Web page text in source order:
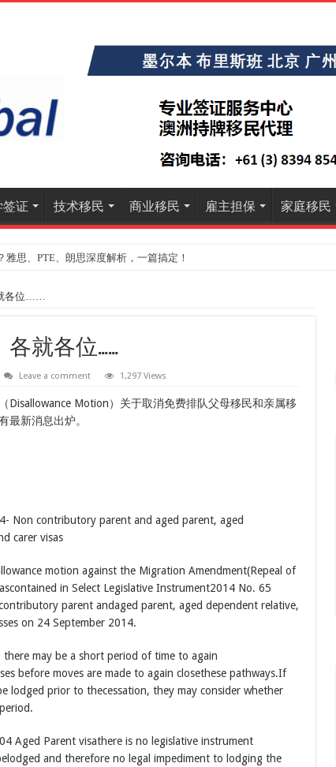
签证 技术移民 商业移民 雇主担保 家庭移民
思、PTE、朗思深度解析，一篇搞定！
各位……
各就各位……
Leave a comment 1,297 Views
Disallowance Motion）关于取消免费排队父母移民和亲属移
最新消息出炉。
Non contributory parent and aged parent, aged
carer visas
motion against the Migration Amendment(Repeal of
in Select Legislative Instrument2014 No. 65
parent andaged parent, aged dependent relative,
on 24 September 2014.
there may be a short period of time to again
before moves are made to again closethese pathways.If
lodged prior to thecessation, they may consider whether
Aged Parent visathere is no legislative instrument
and therefore no legal impediment to lodging the